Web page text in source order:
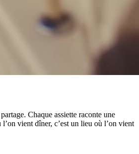
Chaque assiette raconte une
vient dîner, c’est un lieu où l’on vient